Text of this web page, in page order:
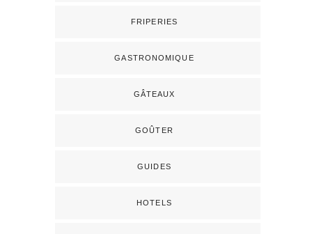
FRIPERIES
GASTRONOMIQUE
GÂTEAUX
GOÛTER
GUIDES
HOTELS